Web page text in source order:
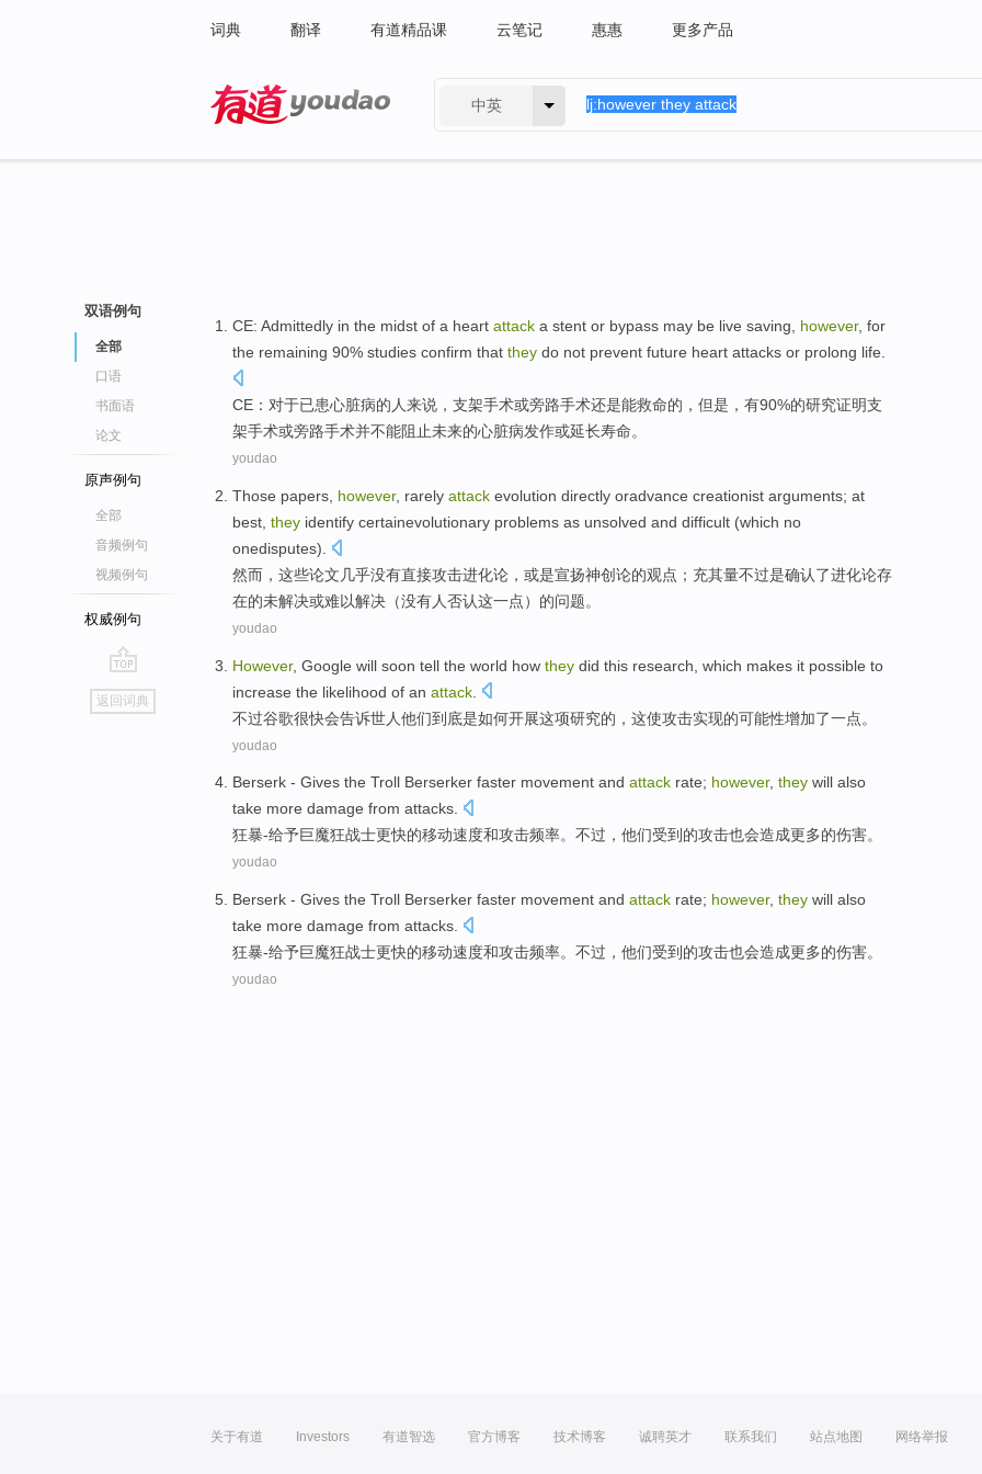
词典 翻译 有道精品课 云笔记 惠惠 更多产品
中英
双语例句
全部
口语
书面语
论文
原声例句
全部
音频例句
视频例句
权威例句
go
top
返回词典
CE: Admittedly in the midst of a heart attack a stent or bypass may be live saving however, for
the remaining 90% studies confirm that they do not prevent future heart attacks or prolong life
CE ： 对于已患心脏病的 人来说， 支架手术或旁路手术还是能救命的， 但是 ，有90%的研究证明支
架手术或旁路手术并不能阻止未来的心脏病发作或延长寿命。
youdao
Those papers however, rarely attack evolution directly oradvance creationist arguments; at
best they identify certainevolutionary problems as unsolved and difficult (which no
onedisputes).
然而 ， 这些论文 几乎没有直接攻击进化论 ，或是宣扬神创论的观点； 充其量不过是确认了进化论存
在的未解决或难以解决（没有人否认这一点）的问题。
youdao
However, Google will soon tell the world how they did this research which makes it possible to
increase the likelihood of an attack
不过谷歌很快会告诉世人他们到底是如何开展这项研究的 ， 这使攻击实现的可能性增加了一点。
youdao
Berserk - Gives the Troll Berserker faster movement and attack rate; however, they will also
take more damage from attacks.
狂暴-给予巨魔狂战士更快的移动速度和攻击频率。 不过 ， 他们受到的攻击也会造成更多的伤害。
youdao
Berserk - Gives the Troll Berserker faster movement and attack rate; however, they will also
take more damage from attacks
狂暴-给予巨魔狂战士更快的移动速度和攻击频率。 不过 ， 他们受到的攻击也会造成更多的伤害。
youdao
关于有道 Investors 有道智选 官方博客 技术博客 诚聘英才 联系我们 站点地图 网络举报